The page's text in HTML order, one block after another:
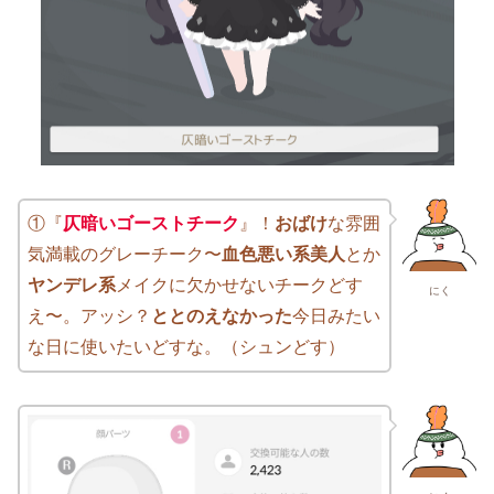
にく
①『仄暗いゴーストチーク 』！ おばけな雰囲
気満載のグレーチーク〜血色悪い系美人 とか
ヤンデレ系 メイクに欠かせないチークどす
え〜。アッシ？ ととのえなかった今日みたい
な日に使いたいどすな。（シュンどす）